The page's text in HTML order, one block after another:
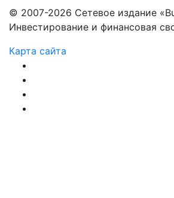
© 2007-2026 Сетевое издание
Инвестирование и финансовая
Карта сайта